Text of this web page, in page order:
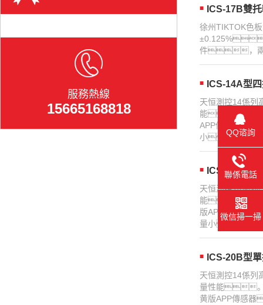
服務熱線
15665168818
ICS-17B雙
徐州TIKTOK色
±0.125%
件，兩
ICS-14A型
天恒測控14係
能。秤架
APP傳感器
小；單元
ICS-30A型
天恒測控14係
能。秤架
版APP傳感器
量小；單
ICS-20B型
天恒測控14係
量性能。
黄版APP傳感
QQ谘詢
聯係電話
微信掃一掃